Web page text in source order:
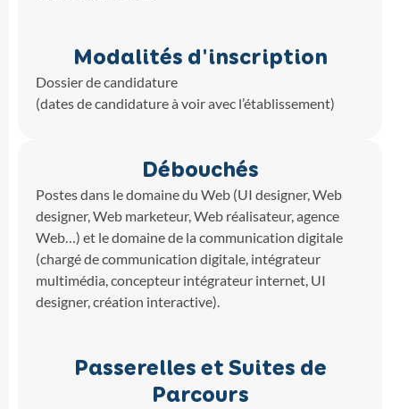
Modalités d'inscription
Dossier de candidature
(dates de candidature à voir avec l’établissement)
Débouchés
Postes dans le domaine du Web (UI designer, Web
designer, Web marketeur, Web réalisateur, agence
Web…) et le domaine de la communication digitale
(chargé de communication digitale, intégrateur
multimédia, concepteur intégrateur internet, UI
designer, création interactive).
Passerelles et Suites de
Parcours